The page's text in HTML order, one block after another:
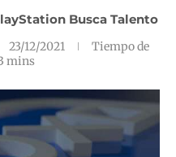
Busca Talento
23/12/2021